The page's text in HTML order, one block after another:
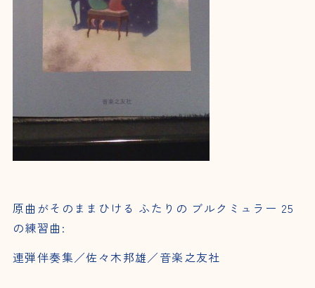
原曲がそのままひける ふたりの ブルクミュラー 25
の練習曲:
連弾伴奏集／佐々木邦雄／音楽之友社